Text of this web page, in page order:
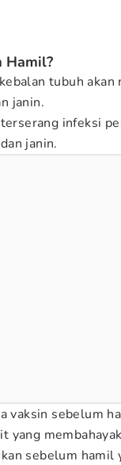
Hamil?
tubuh akan
janin.
infeksi
janin.
vaksin sebelum
sebelum hamil